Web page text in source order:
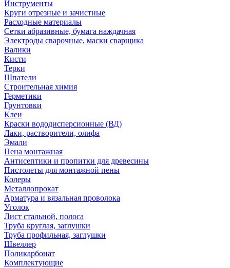
Инструменты
Круги отрезные и зачистные
Расходные материалы
Сетки абразивные, бумага наждачная
Электроды сварочные, маски сварщика
Валики
Кисти
Терки
Шпатели
Строительная химия
Герметики
Грунтовки
Клеи
Краски вододисперсионные (ВД)
Лаки, растворители, олифа
Эмали
Пена монтажная
Антисептики и пропитки для древесины
Пистолеты для монтажной пены
Колеры
Металлопрокат
Арматура и вязальная проволока
Уголок
Лист стальной, полоса
Труба круглая, заглушки
Труба профильная, заглушки
Швеллер
Поликарбонат
Комплектующие